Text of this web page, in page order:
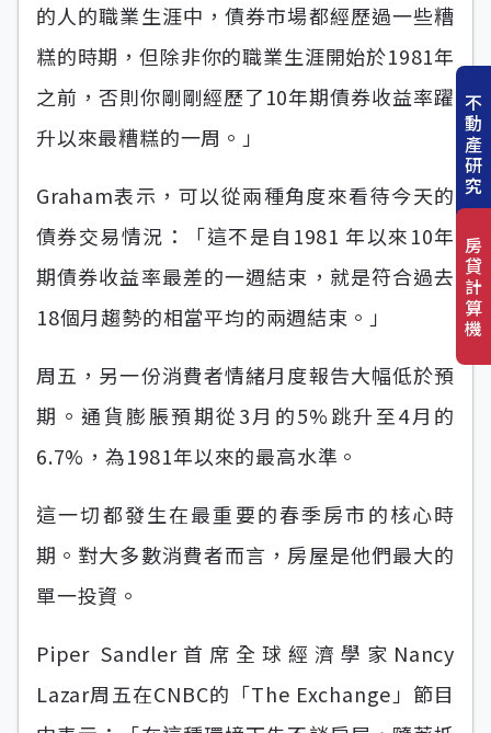
的人的職業生涯中，債券市場都經歷過一些糟
糕的時期，但除非你的職業生涯開始於1981年
之前，否則你剛剛經歷了10年期債券收益率躍
升以來最糟糕的一周。」
Graham表示，可以從兩種角度來看待今天的
債券交易情況：「這不是自1981 年以來10年
期債券收益率最差的一週結束，就是符合過去
18個月趨勢的相當平均的兩週結束。」
周五，另一份消費者情緒月度報告大幅低於預
期。通貨膨脹預期從3月的5%跳升至4月的
6.7%，為1981年以來的最高水準。
這一切都發生在最重要的春季房市的核心時
期。對大多數消費者而言，房屋是他們最大的
單一投資。
Piper Sandler首席全球經濟學家Nancy
Lazar周五在CNBC的「The Exchange」節目
不
動
產
研
究
房
貸
計
算
機